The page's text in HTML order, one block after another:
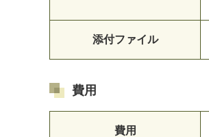
添付ファイル
費用
費用